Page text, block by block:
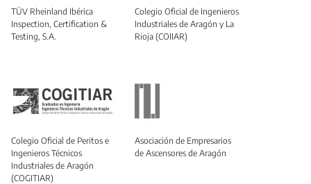
TÜV Rheinland Ibérica
Inspection, Certification &
Testing, S.A.
Colegio Oficial de Ingenieros
Industriales de Aragón y La
Rioja (COIIAR)
Colegio Oficial de Peritos e
Ingenieros Técnicos
Industriales de Aragón
(COGITIAR)
Asociación de Empresarios
de Ascensores de Aragón